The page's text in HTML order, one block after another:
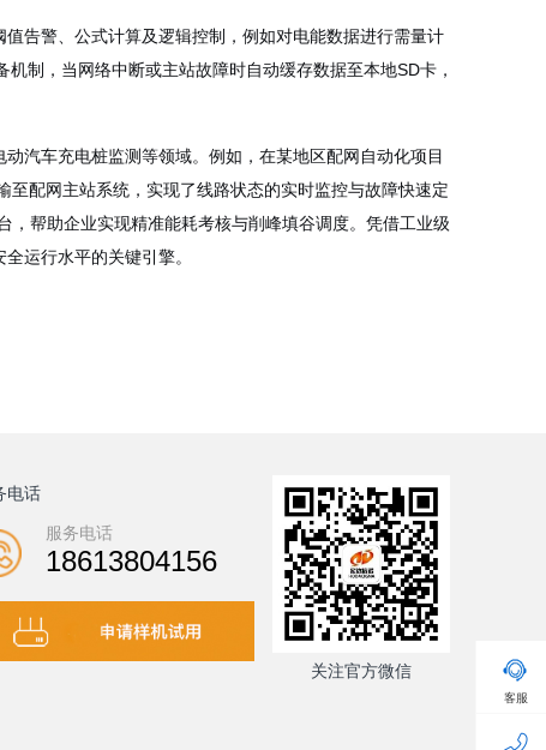
告警、公式计算及逻辑控制，例如对电能数据进行需量计
制，当网络中断或主站故障时自动缓存数据至本地SD卡，
汽车充电桩监测等领域。例如，在某地区配网自动化项目
配网主站系统，实现了线路状态的实时监控与故障快速定
帮助企业实现精准能耗考核与削峰填谷调度。凭借工业级
运行水平的关键引擎。
电话
服务电话
18613804156
关注官方微信
客服